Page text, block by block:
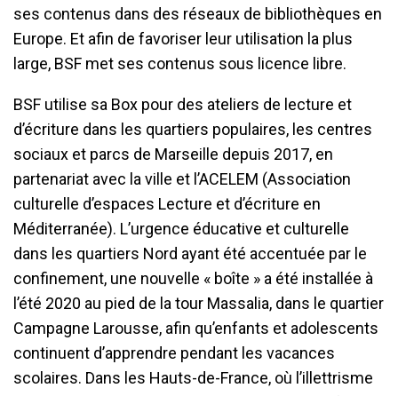
ses contenus dans des réseaux de bibliothèques en
Europe. Et afin de favoriser leur utilisation la plus
large, BSF met ses contenus sous licence libre.
BSF utilise sa Box pour des ateliers de lecture et
d’écriture dans les quartiers populaires, les centres
sociaux et parcs de Marseille depuis 2017, en
partenariat avec la ville et l’ACELEM (Association
culturelle d’espaces Lecture et d’écriture en
Méditerranée). L’urgence éducative et culturelle
dans les quartiers Nord ayant été accentuée par le
confinement, une nouvelle « boîte » a été installée à
l’été 2020 au pied de la tour Massalia, dans le quartier
Campagne Larousse, afin qu’enfants et adolescents
continuent d’apprendre pendant les vacances
scolaires. Dans les Hauts-de-France, où l’illettrisme